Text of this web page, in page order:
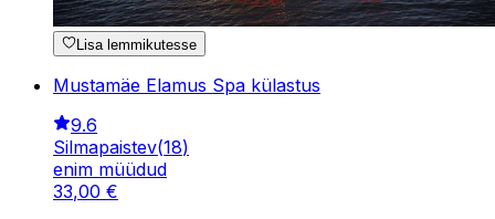
Lisa lemmikutesse
Mustamäe Elamus Spa külastus
9.6
Silmapaistev(18)
enim müüdud
33,00 €